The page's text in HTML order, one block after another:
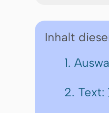
Inhalt
1.
2. Text: